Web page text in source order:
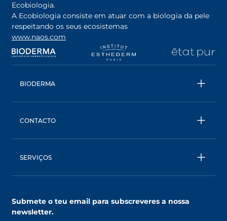
Ecobiologia.
A Ecobiologia consiste em atuar com a biologia da pele
respeitando os seus ecosistemas
www.naos.com
opens in a new tab opens in a new tab
BIODERMA
Água Micelar
BIODERMA: uma marca NAOS
CONTACTO
SERVIÇOS
AskNAOS, decifra as nossas fórmulas
Submete o teu email para subscreveres a nossa
newsletter.